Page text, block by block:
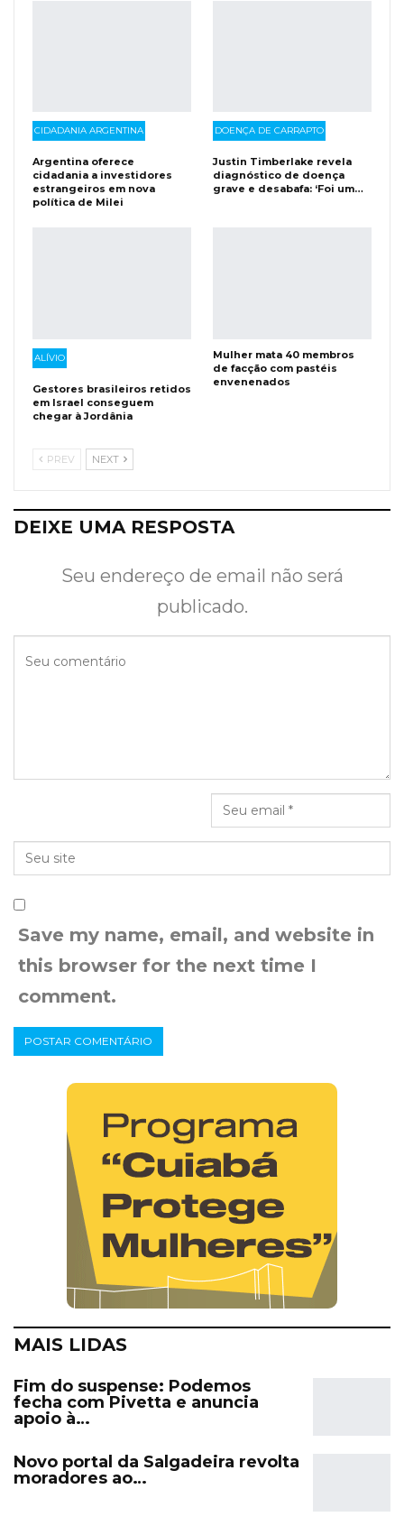
CIDADANIA ARGENTINA
Argentina oferece
cidadania a investidores
estrangeiros em nova
política de Milei
DOENÇA DE CARRAPTO
Justin Timberlake revela
diagnóstico de doença
grave e desabafa: ‘Foi um…
ALÍVIO
Gestores brasileiros retidos
em Israel conseguem
chegar à Jordânia
Mulher mata 40 membros
de facção com pastéis
envenenados
PREV NEXT
DEIXE UMA RESPOSTA
Seu endereço de email não será
publicado.
Save my name, email, and website in
this browser for the next time I
comment.
MAIS LIDAS
Fim do suspense: Podemos
fecha com Pivetta e anuncia
apoio à…
Novo portal da Salgadeira revolta
moradores ao…